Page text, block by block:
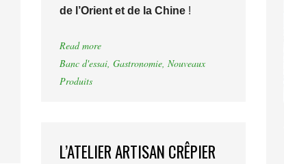
de l’Orient et de la Chine !
Read more
Banc d'essai, Gastronomie, Nouveaux
Produits
L’ATELIER ARTISAN CRÊPIER